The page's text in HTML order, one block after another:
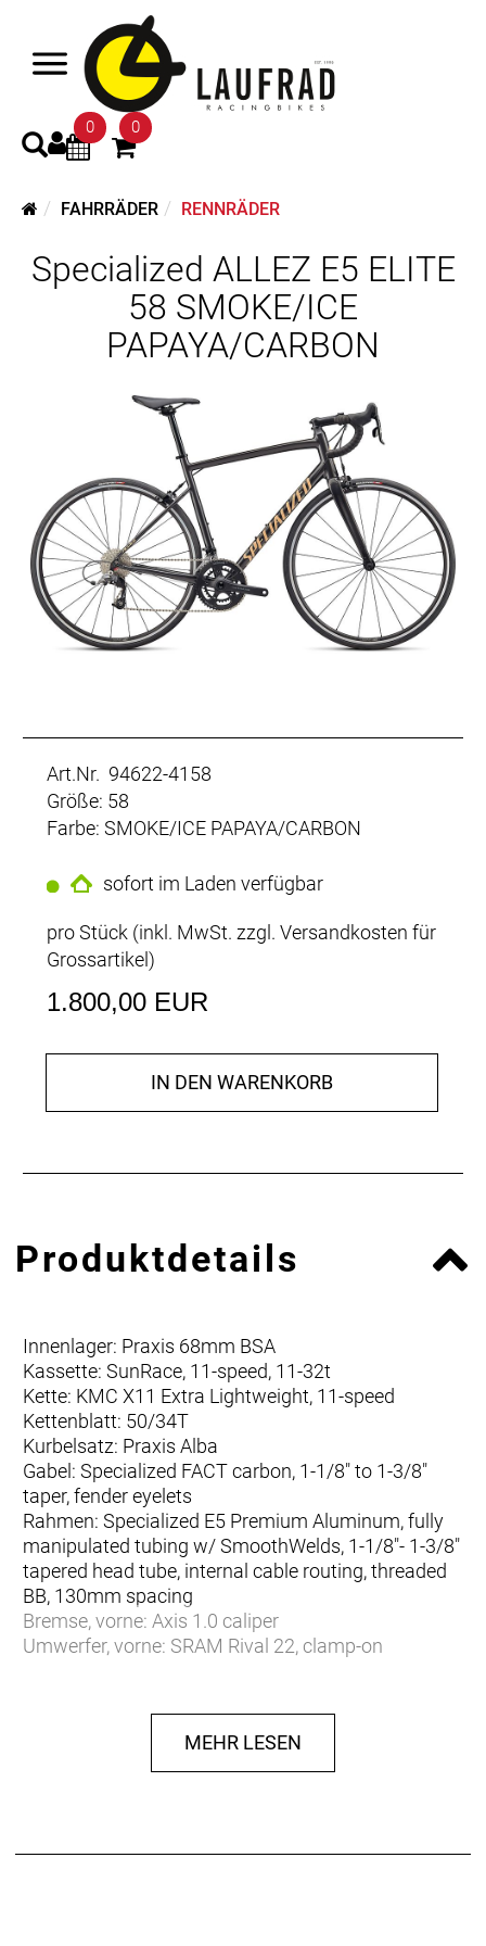
0 0
FAHRRÄDER RENNRÄDER
Specialized ALLEZ E5 ELITE
58 SMOKE/ICE
PAPAYA/CARBON
Art.Nr. 94622-4158
Größe: 58
Farbe: SMOKE/ICE PAPAYA/CARBON
sofort im Laden verfügbar
pro Stück (inkl. MwSt. zzgl. Versandkosten für
Grossartikel)
1.800,00 EUR
IN DEN WARENKORB
Produktdetails
Innenlager: Praxis 68mm BSA
Kassette: SunRace, 11-speed, 11-32t
Kette: KMC X11 Extra Lightweight, 11-speed
Kettenblatt: 50/34T
Kurbelsatz: Praxis Alba
Gabel: Specialized FACT carbon, 1-1/8" to 1-3/8"
taper, fender eyelets
Rahmen: Specialized E5 Premium Aluminum, fully
manipulated tubing w/ SmoothWelds, 1-1/8"- 1-3/8"
tapered head tube, internal cable routing, threaded
BB, 130mm spacing
Bremse, vorne: Axis 1.0 caliper
Umwerfer, vorne: SRAM Rival 22, clamp-on
Lenker: Specialized Shallow Drop, 6061, 70x125mm,
31.8mm clamp
MEHR LESEN